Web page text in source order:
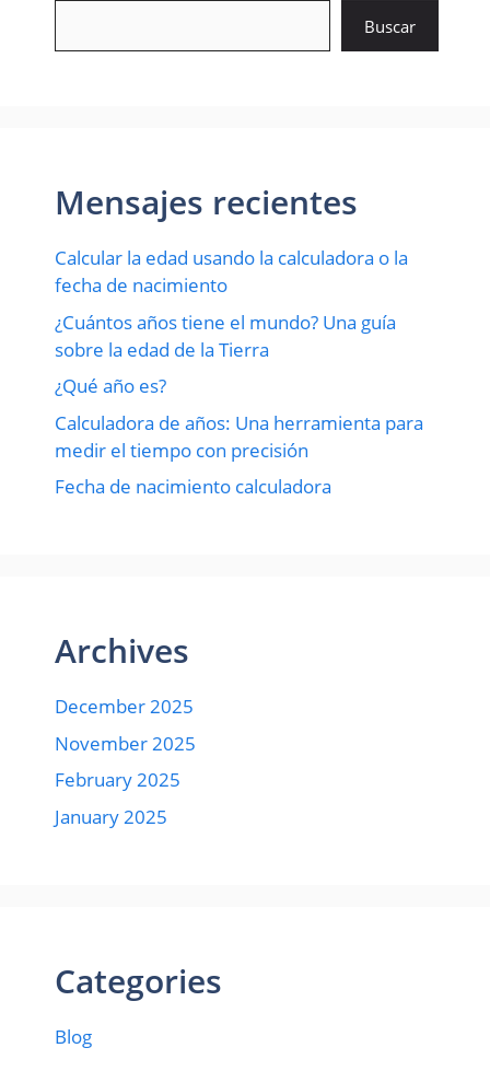
Buscar
Mensajes recientes
Calcular la edad usando la calculadora o la
fecha de nacimiento
¿Cuántos años tiene el mundo? Una guía
sobre la edad de la Tierra
¿Qué año es?
Calculadora de años: Una herramienta para
medir el tiempo con precisión
Fecha de nacimiento calculadora
Archives
December 2025
November 2025
February 2025
January 2025
Categories
Blog